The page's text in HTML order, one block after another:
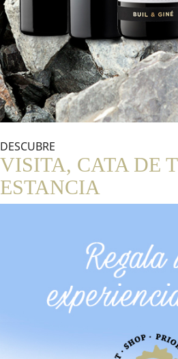
DESCUBRE
VISITA, CATA DE
ESTANCIA